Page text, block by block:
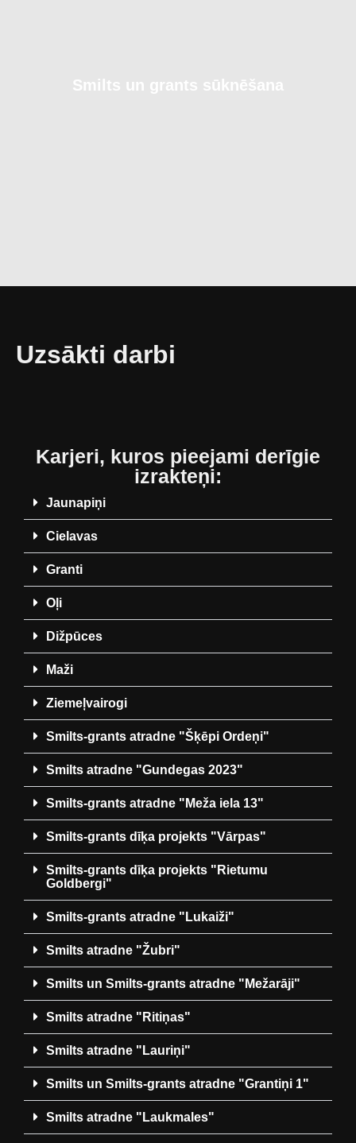
Smilts un grants sūknēšana
Uzsākti darbi
Karjeri, kuros pieejami derīgie
izrakteņi:
Jaunapiņi
Cielavas
Granti
Oļi
Dižpūces
Maži
Ziemeļvairogi
Smilts-grants atradne "Šķēpi Ordeņi"
Smilts atradne "Gundegas 2023"
Smilts-grants atradne "Meža iela 13"
Smilts-grants dīķa projekts "Vārpas"
Smilts-grants dīķa projekts "Rietumu
Goldbergi"
Smilts-grants atradne "Lukaiži"
Smilts atradne "Žubri"
Smilts un Smilts-grants atradne "Mežarāji"
Smilts atradne "Ritiņas"
Smilts atradne "Lauriņi"
Smilts un Smilts-grants atradne "Grantiņi 1"
Smilts atradne "Laukmales"